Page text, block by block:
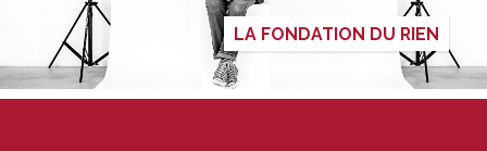
LA FONDATION DU RIEN